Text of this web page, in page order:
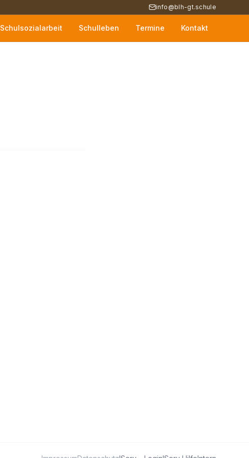
info@blh-gt.schule
Schulsozialarbeit Schulleben Termine Kontakt